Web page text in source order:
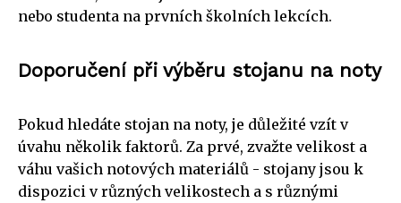
nebo studenta na prvních školních lekcích.
Doporučení při výběru stojanu na noty
Pokud hledáte stojan na noty, je důležité vzít v
úvahu několik faktorů. Za prvé, zvažte velikost a
váhu vašich notových materiálů - stojany jsou k
dispozici v různých velikostech a s různými